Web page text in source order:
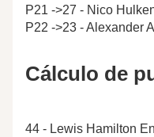
P21 ->27 - Nico
P22 ->23 - Alexander
Cálculo de
44 - Lewis Hamilton